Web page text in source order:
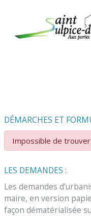
DÉMARCHES ET
Impossible de
LES DEMANDES :
Les demandes
maire, en version
façon dématérialisée